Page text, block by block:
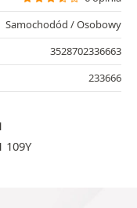
Samochodód / Osobowy
3528702336663
233666
109Y